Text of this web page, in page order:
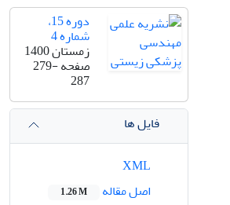
دوره 15،
شماره 4
زمستان 1400
صفحه279-
287
فایل ها
اصل مقاله
1.26 M